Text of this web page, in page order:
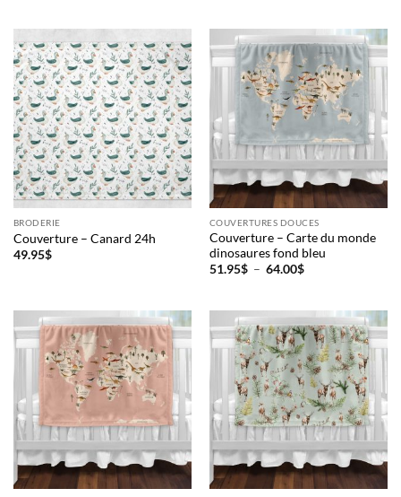
à
174.00$
124.00$
BRODERIE
Couverture – Canard 24h
49.95$
COUVERTURES DOUCES
Couverture – Carte du monde
dinosaures fond bleu
51.95$ – 64.00$Plage
à
64.00$
Obtenez 10% de rabais
Obtenez un 10% de rabais sur votre
prochaine commande en vous inscrivant à
notre infolettre!
Courriel*
Nom*
Cliquez ici pour obtenir votre 10%